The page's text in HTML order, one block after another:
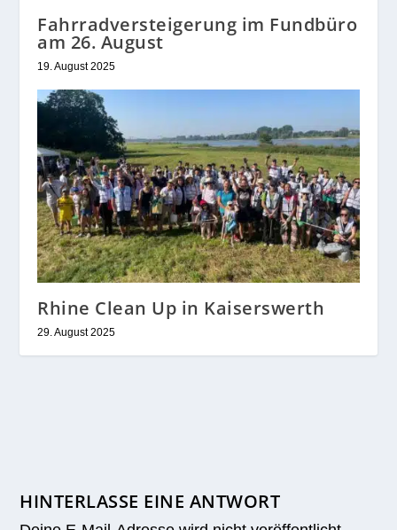
Fahrradversteigerung im Fundbüro
am 26. August
19. August 2025
Rhine Clean Up in Kaiserswerth
29. August 2025
HINTERLASSE EINE ANTWORT